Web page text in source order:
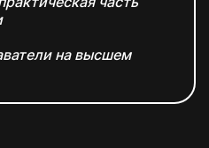
на высшем